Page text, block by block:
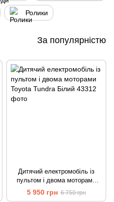
Ролики
За популярністю
Дитячий електромобіль із
пультом і двома моторами
Toyota Tundra Білий
5 950 грн 6 750 грн